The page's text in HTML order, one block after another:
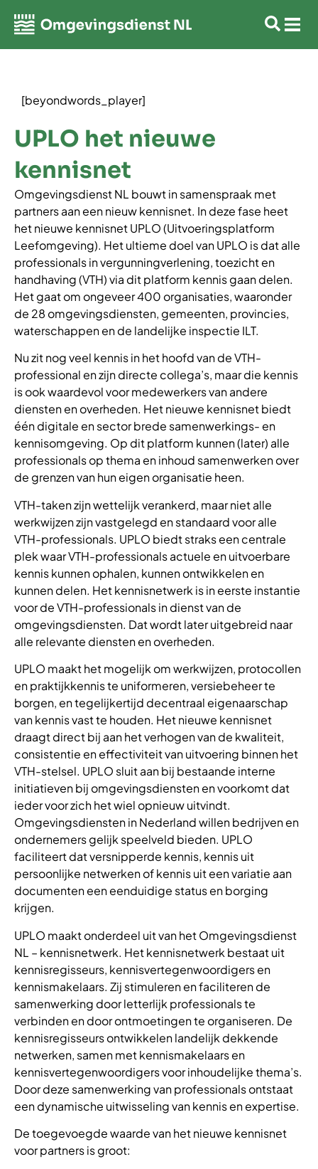
[beyondwords_player]
UPLO het nieuwe
kennisnet
Omgevingsdienst NL bouwt in samenspraak met
partners aan een nieuw kennisnet. In deze fase heet
het nieuwe kennisnet UPLO (Uitvoeringsplatform
Leefomgeving). Het ultieme doel van UPLO is dat alle
professionals in vergunningverlening, toezicht en
handhaving (VTH) via dit platform kennis gaan delen.
Het gaat om ongeveer 400 organisaties, waaronder
de 28 omgevingsdiensten, gemeenten, provincies,
waterschappen en de landelijke inspectie ILT.
Nu zit nog veel kennis in het hoofd van de VTH-
professional en zijn directe collega’s, maar die kennis
is ook waardevol voor medewerkers van andere
diensten en overheden. Het nieuwe kennisnet biedt
één digitale en sector brede samenwerkings- en
kennisomgeving. Op dit platform kunnen (later) alle
professionals op thema en inhoud samenwerken over
de grenzen van hun eigen organisatie heen.
VTH-taken zijn wettelijk verankerd, maar niet alle
werkwijzen zijn vastgelegd en standaard voor alle
VTH-professionals. UPLO biedt straks een centrale
plek waar VTH-professionals actuele en uitvoerbare
kennis kunnen ophalen, kunnen ontwikkelen en
kunnen delen. Het kennisnetwerk is in eerste instantie
voor de VTH-professionals in dienst van de
omgevingsdiensten. Dat wordt later uitgebreid naar
alle relevante diensten en overheden.
UPLO maakt het mogelijk om werkwijzen, protocollen
en praktijkkennis te uniformeren, versiebeheer te
borgen, en tegelijkertijd decentraal eigenaarschap
van kennis vast te houden. Het nieuwe kennisnet
draagt direct bij aan het verhogen van de kwaliteit,
consistentie en effectiviteit van uitvoering binnen het
VTH-stelsel. UPLO sluit aan bij bestaande interne
initiatieven bij omgevingsdiensten en voorkomt dat
ieder voor zich het wiel opnieuw uitvindt.
Omgevingsdiensten in Nederland willen bedrijven en
ondernemers gelijk speelveld bieden. UPLO
faciliteert dat versnipperde kennis, kennis uit
persoonlijke netwerken of kennis uit een variatie aan
documenten een eenduidige status en borging
krijgen.
UPLO maakt onderdeel uit van het Omgevingsdienst
NL – kennisnetwerk. Het kennisnetwerk bestaat uit
kennisregisseurs, kennisvertegenwoordigers en
kennismakelaars. Zij stimuleren en faciliteren de
samenwerking door letterlijk professionals te
verbinden en door ontmoetingen te organiseren. De
kennisregisseurs ontwikkelen landelijk dekkende
netwerken, samen met kennismakelaars en
kennisvertegenwoordigers voor inhoudelijke thema’s.
Door deze samenwerking van professionals ontstaat
een dynamische uitwisseling van kennis en expertise.
De toegevoegde waarde van het nieuwe kennisnet
voor partners is groot: